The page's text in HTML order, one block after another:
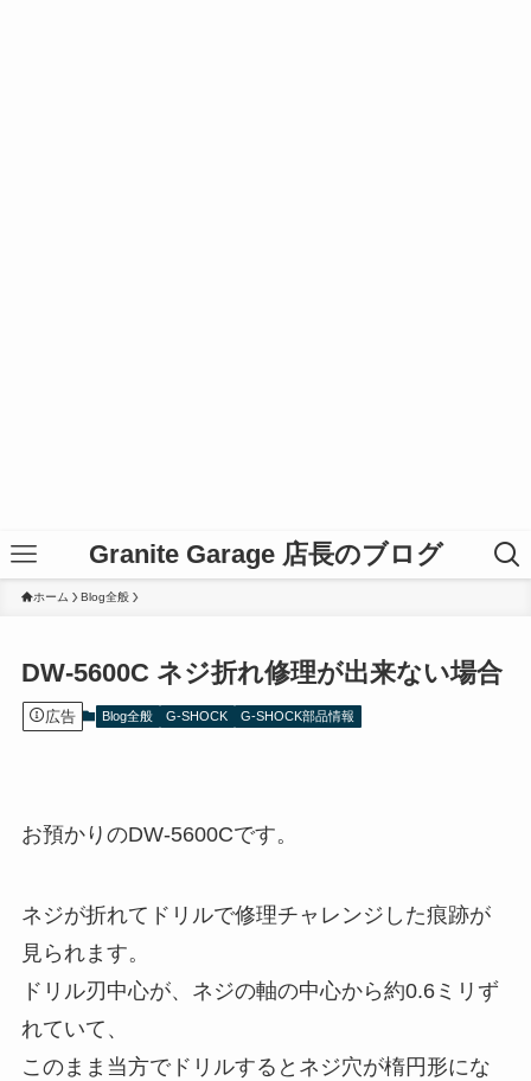
Granite Garage 店長のブログ
ホーム Blog全般
DW-5600C ネジ折れ修理が出来ない場合
広告 Blog全般 G-SHOCK G-SHOCK部品情報
お預かりのDW-5600Cです。
ネジが折れてドリルで修理チャレンジした痕跡が
見られます。
ドリル刃中心が、ネジの軸の中心から約0.6ミリず
れていて、
このまま当方でドリルするとネジ穴が楕円形にな